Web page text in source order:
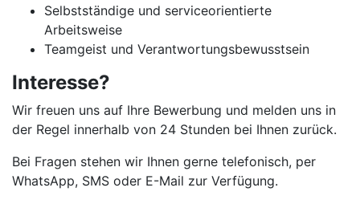
Selbstständige und serviceorientierte
Arbeitsweise
Teamgeist und Verantwortungsbewusstsein
Interesse?
Wir freuen uns auf Ihre Bewerbung und melden uns in
der Regel innerhalb von 24 Stunden bei Ihnen zurück.
Bei Fragen stehen wir Ihnen gerne telefonisch, per
WhatsApp, SMS oder E-Mail zur Verfügung.